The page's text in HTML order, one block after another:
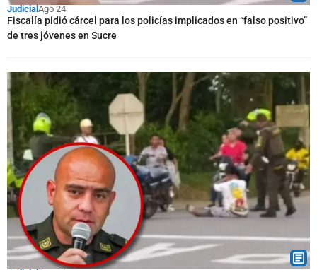
JudicialAgo 24
Fiscalía pidió cárcel para los policías implicados en “falso positivo”
de tres jóvenes en Sucre